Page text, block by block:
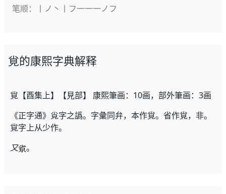
笔顺：丨ノ丶丨フ一一一ノフ
覍的康熙字典解释
覍【酉集上】【見部】 康熙筆画：10画，部外筆画：3画
《正字通》㝸字之譌。字彙同弁，本作覍。省作覍，非。
覍字上从少作。
又
。